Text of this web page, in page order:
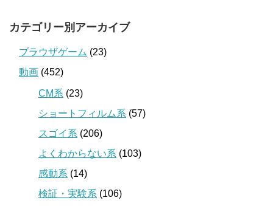
カテゴリー別アーカイブ
ブラウザゲーム (23)
動画 (452)
CM系 (23)
ショートフィルム系 (57)
スゴイ系 (206)
よくわからない系 (103)
感動系 (14)
検証・実験系 (106)